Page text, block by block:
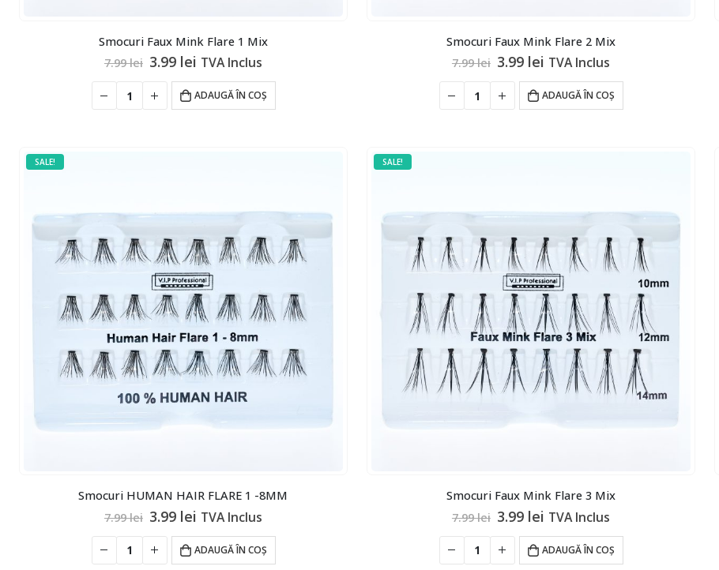
Smocuri Faux Mink Flare 1 Mix
7.99lei Prețul
a
fost:
3.99 lei Prețul
este:
3.99 lei.
TVA Inclus
ADAUGĂ ÎN COȘ
Smocuri Faux Mink Flare 2 Mix
7.99lei Prețul
a
fost:
3.99 lei Prețul
este:
3.99 lei.
TVA Inclus
ADAUGĂ ÎN COȘ
SALE!
Smocuri HUMAN HAIR FLARE 1 -8MM
7.99lei Prețul
a
fost:
3.99 lei Prețul
este:
3.99 lei.
TVA Inclus
ADAUGĂ ÎN COȘ
SALE!
Smocuri Faux Mink Flare 3 Mix
7.99lei Prețul
a
fost:
3.99 lei Prețul
este:
3.99 lei.
TVA Inclus
ADAUGĂ ÎN COȘ